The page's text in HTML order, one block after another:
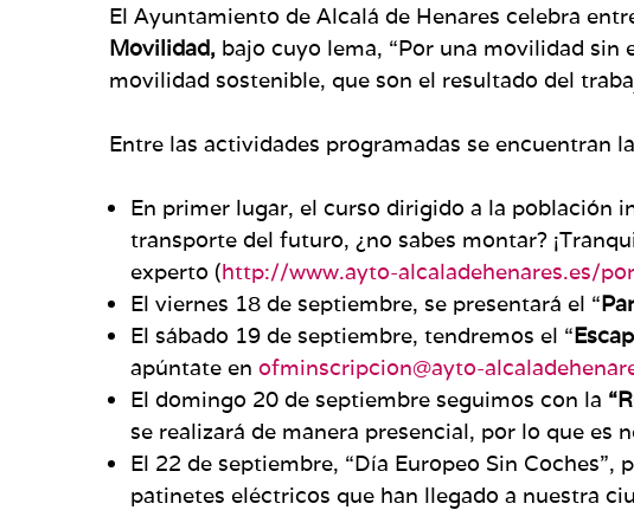
El Ayuntamiento de Alcalá de Henares celebra
Movilidad, bajo cuyo lema, “Por una movilidad sin
movilidad sostenible, que son el resultado del
Entre las actividades programadas se encuentran
En primer lugar, el curso dirigido a la población
transporte del futuro, ¿no sabes montar?
experto (http://www.ayto-alcaladehenares.es/
El viernes 18 de septiembre, se presentará el “
El sábado 19 de septiembre, tendremos el “
apúntate en ofminscripcion@ayto-
El domingo 20 de septiembre seguimos con la
se realizará de manera presencial, por lo que es
El 22 de septiembre, “Día Europeo Sin
patinetes eléctricos que han llegado a nuestra